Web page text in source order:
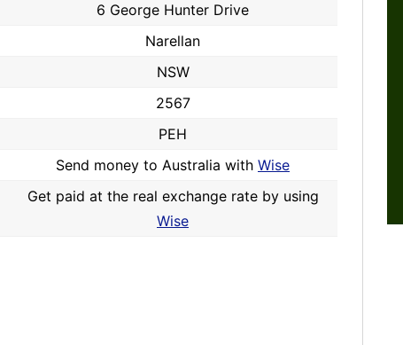
6 George Hunter Drive
Narellan
NSW
2567
PEH
Send money to Australia with Wise
Get paid at the real exchange rate by using
Wise